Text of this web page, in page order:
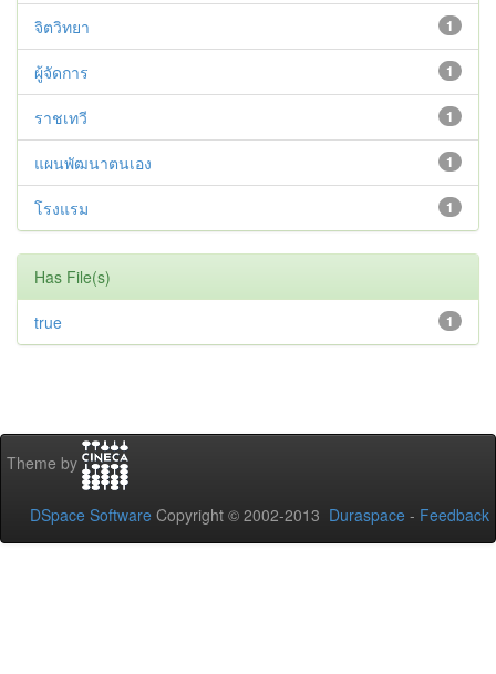
1
จิตวิทยา
1
ผู้จัดการ
1
ราชเทวี
1
แผนพัฒนาตนเอง
1
โรงแรม
Has File(s)
1
true
Theme by
DSpace Software Copyright © 2002-2013 Duraspace - Feedback